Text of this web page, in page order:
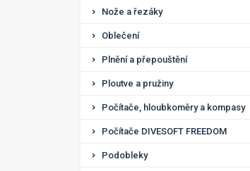
Nože a řezáky
Oblečení
Plnění a přepouštění
Ploutve a pružiny
Počítače, hloubkoměry a kompasy
Počítače DIVESOFT FREEDOM
Podobleky